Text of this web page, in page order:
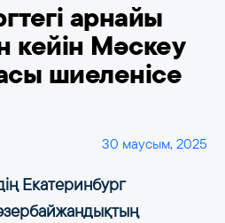
арнайы
кейін Мәскеу
шиеленісе
30 маусым, 2025
Екатеринбург